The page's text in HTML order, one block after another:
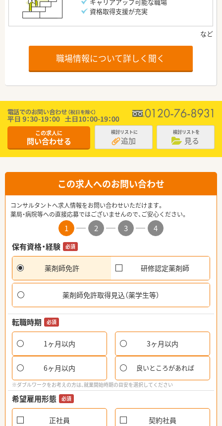
資格取得支援が充実
職場情報について詳しく聞く
この求人に
問い合わせる
検討リストに
追加
検討リストを
見る
この求人へのお問い合わせ
コンサルタントへ求人情報をお問い合わせいただけます。
薬局・病院等への直接応募ではございませんので、ご安心ください。
1 2 3
4
保有資格・経験
必須
薬剤師免許 研修認定薬剤師
薬剤師免許取得見込（薬学生等）
転職時期 必須
1ヶ月以内 3ヶ月以内
6ヶ月以内 良いところがあれば
※ダブルワークをお考えの方は、就業開始時期の目安を選択してください
希望雇用形態 必須
正社員 契約社員